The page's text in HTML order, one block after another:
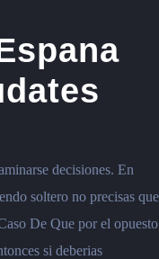
decisiones. En
soltero no precisas que
De Que por el opuesto
si deberias